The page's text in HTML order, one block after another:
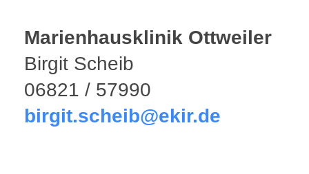
Marienhausklinik Ottweiler
Birgit Scheib
06821 / 57990
birgit.scheib@ekir.de